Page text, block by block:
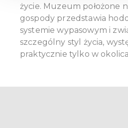
We use cookies to personalise
provide social media features
We also share information about
our social media, advertising
may combine it with other
życie. Muzeum położone
gospody przedstawia
systemie wypasowym i
szczególny styl życia,
praktycznie tylko w